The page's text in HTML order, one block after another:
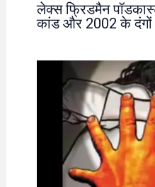
लेक्स फ्रिडमैन
कांड और 2002 के दंगों